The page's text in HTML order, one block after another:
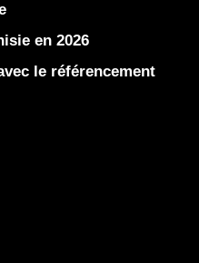
en 2026
le référencement